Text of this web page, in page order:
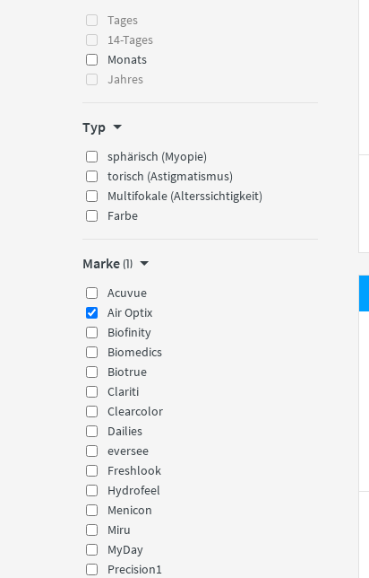
Tages
14-Tages
Monats
Jahres
Typ
sphärisch (Myopie)
torisch (Astigmatismus)
Multifokale (Alterssichtigkeit)
Farbe
Marke (1)
Acuvue
Air Optix
Biofinity
Biomedics
Biotrue
Clariti
Clearcolor
Dailies
eversee
Freshlook
Hydrofeel
Menicon
Miru
MyDay
Precision1